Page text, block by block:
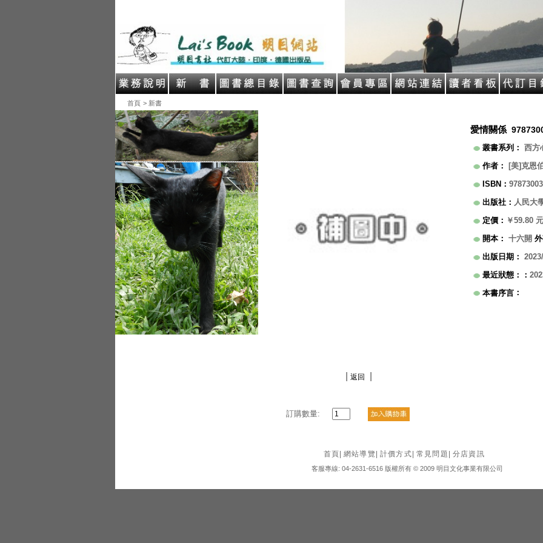
首頁 > 新書
返回
訂購數量:
愛情關係
叢書系列 ： 西方
作者 ：
[美]克恩
ISBN ：
出版社 ： 人民大
定價 ： ￥59.80 元
開本 ： 十六開
出版日期 ：
最近狀態：
：
本書序言 ：
首頁 網站導覽 計價方式 常見問題 分店資訊
客服專線: 04-2631-6516 版權所有 © 2009 明目文化事業有限公司